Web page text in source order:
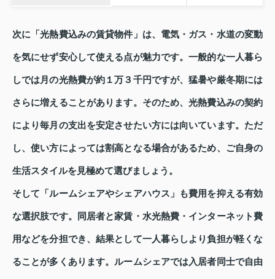
次に「光熱費込みの賃貸物件」は、電気・ガス・水道の変動
を気にせず安心して使える点が魅力です。一般的な一人暮ら
しでは月の光熱費が約１万３千円ですが、猛暑や厳冬期には
さらに増えることがあります。そのため、光熱費込みの契約
により毎月の支出を安定させたい方には向いています。ただ
し、使い方によっては割高となる場合があるため、ご自身の
生活スタイルを見極めて選びましょう。
そして「ルームシェアやシェアハウス」も費用を抑える有効
な選択肢です。同居者と家賃・水光熱費・インターネット費
用などを分担でき、結果として一人暮らしより負担が軽くな
ることが多くあります。ルームシェアでは入居者同士で自由